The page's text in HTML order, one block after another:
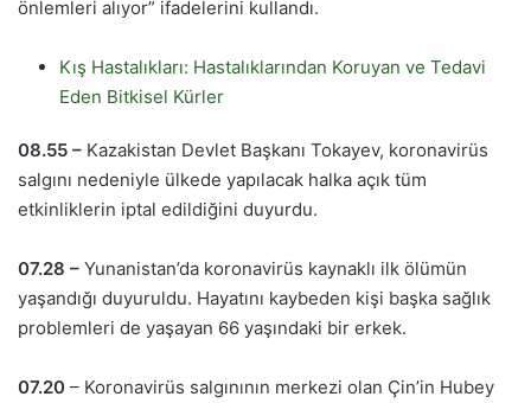
önlemleri alıyor” ifadelerini kullandı.
Kış Hastalıkları: Hastalıklarından Koruyan ve Tedavi
Eden Bitkisel Kürler
08.55 – Kazakistan Devlet Başkanı Tokayev, koronavirüs
salgını nedeniyle ülkede yapılacak halka açık tüm
etkinliklerin iptal edildiğini duyurdu.
07.28 – Yunanistan’da koronavirüs kaynaklı ilk ölümün
yaşandığı duyuruldu. Hayatını kaybeden kişi başka sağlık
problemleri de yaşayan 66 yaşındaki bir erkek.
07.20 – Koronavirüs salgınının merkezi olan Çin’in Hubey